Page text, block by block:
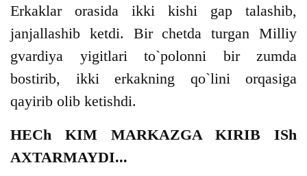
Erkaklar orasida ikki kishi gap talashib,
janjallashib ketdi. Bir chetda turgan Milliy
gvardiya yigitlari to`polonni bir zumda
bostirib, ikki erkakning qo`lini orqasiga
qayirib olib ketishdi.
HECh KIM MARKAZGA KIRIB ISh
AXTARMAYDI...